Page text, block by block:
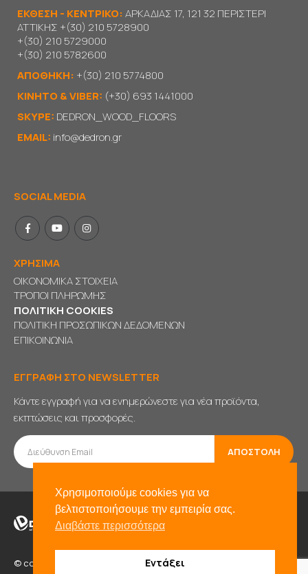
ΕΚΘΕΣΗ - ΚΕΝΤΡΙΚΟ:ΑΡΚΑΔΙΑΣ 17, 121 32 ΠΕΡΙΣΤΕΡΙ
ΑΤΤΙΚΗΣ +(30) 210 5728900
+(30) 210 5729000
+(30) 210 5782600
ΑΠΟΘΗΚΗ: +(30) 210 5774800
KΙΝΗΤΟ & VIBER: (+30) 693 1441000
SKYPE: DEDRON_WOOD_FLOORS
EMAIL: info@dedron.gr
SOCIAL MEDIA
ΧΡΗΣΙΜΑ
ΟΙΚΟΝΟΜΙΚΑ ΣΤΟΙΧΕΙΑ
ΤΡΟΠΟΙ ΠΛΗΡΩΜΗΣ
ΠΟΛΙΤΙΚΗ COOKIES
ΠΟΛΙΤΙΚΗ ΠΡΟΣΩΠΙΚΩΝ ΔΕΔΟΜΕΝΩΝ
ΕΠΙΚΟΙΝΩΝΙΑ
ΕΓΓΡΑΦΗ ΣΤΟ NEWSLETTER
Κάντε εγγραφή για να ενημερώνεστε για νέα προϊόντα,
εκπτώσεις και προσφορές.
© copyright 2021. All Rights Reserved. Powered by
Χρησιμοποιούμε cookies για να
βελτιστοποιήσουμε την εμπειρία σας.
Διαβάστε περισσότερα
Εντάξει